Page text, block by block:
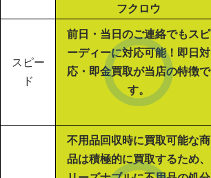
フクロウ
スピー
ド
前日・当日のご連絡でもスピ
ーディーに対応可能！即日対
応・即金買取が当店の特徴で
す。
不用品回収時に買取可能な商
品は積極的に買取するため、